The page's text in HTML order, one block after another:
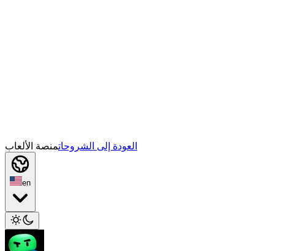
العودة إلى الشروحاتمنصة الألعاب
en